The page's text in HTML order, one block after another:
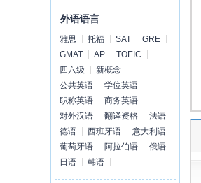
外语语言
雅思 托福 SAT
GRE
GMAT
AP
TOEIC
四六级
新概念
公共英语
学位英语
职称英语
商务英语
对外汉语
翻译资格
法语
德语
西班牙语
意大利语
葡萄牙语
阿拉伯语
俄语
日语
韩语